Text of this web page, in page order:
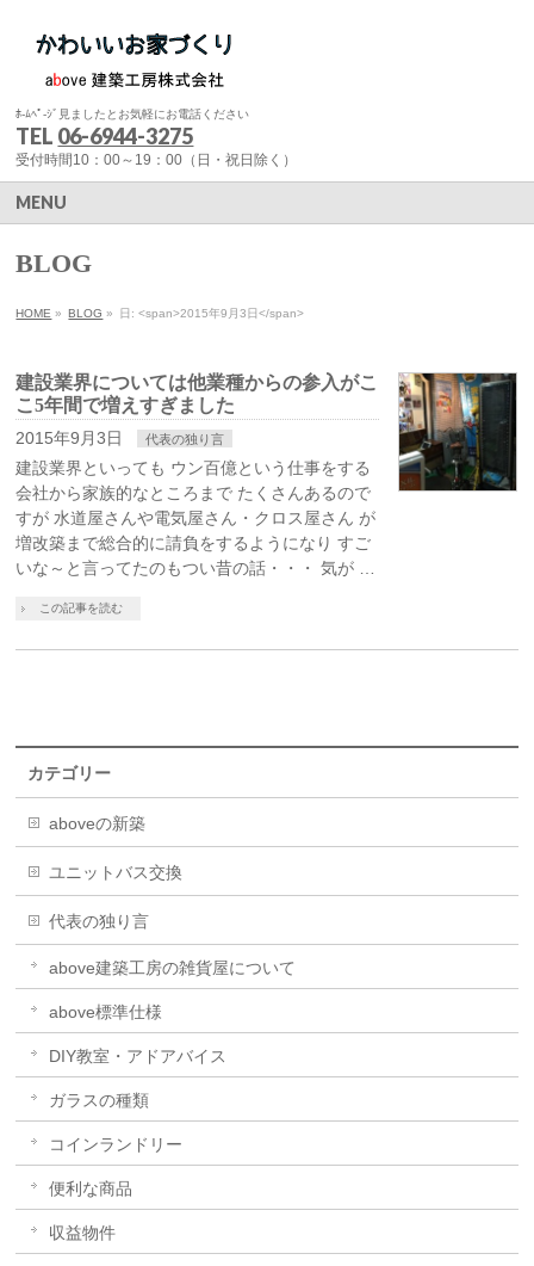
ﾎ-ﾑﾍﾟ-ｼﾞ見ましたとお気軽にお電話ください
TEL 06-6944-3275
受付時間10：00～19：00（日・祝日除く）
MENU
BLOG
HOME » BLOG » 日: <span>2015年9月3日</span>
建設業界については他業種からの参入がこ
こ5年間で増えすぎました
2015年9月3日 代表の独り言
建設業界といっても ウン百億という仕事をする
会社から家族的なところまで たくさんあるので
すが 水道屋さんや電気屋さん・クロス屋さん が
増改築まで総合的に請負をするようになり すご
いな～と言ってたのもつい昔の話・・・ 気が …
この記事を読む
カテゴリー
aboveの新築
ユニットバス交換
代表の独り言
above建築工房の雑貨屋について
above標準仕様
DIY教室・アドアバイス
ガラスの種類
コインランドリー
便利な商品
収益物件